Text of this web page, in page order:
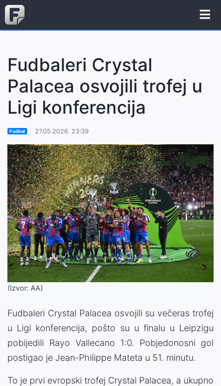
Fudbaleri Crystal
Palacea osvojili trofej u
Ligi konferencija
Fudbal 27.05.2026. 23:39
(Izvor: AA)
Fudbaleri Crystal Palacea osvojili su večeras trofej
u Ligi konferencija, pošto su u finalu u Leipzigu
pobijedili Rayo Vallecano 1:0. Pobjedonosni gol
postigao je Jean-Philippe Mateta u 51. minutu.
To je prvi evropski trofej Crystal Palacea, a ukupno